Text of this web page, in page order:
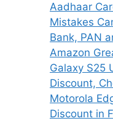
Aadhaar
Mistakes
Bank, PAN
Amazon
Galaxy S25
Discount,
Motorola
Discount in